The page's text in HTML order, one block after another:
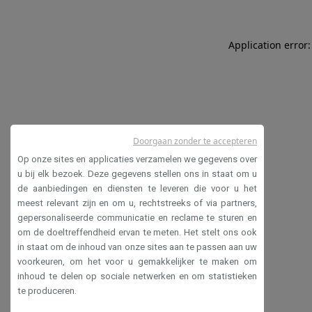
Application
Op onze sites en applicaties verzamelen we gegevens over
u bij elk bezoek. Deze gegevens stellen ons in staat om u
de aanbiedingen en diensten te leveren die voor u het
meest relevant zijn en om u, rechtstreeks of via partners,
gepersonaliseerde communicatie en reclame te sturen en
om de doeltreffendheid ervan te meten. Het stelt ons ook
in staat om de inhoud van onze sites aan te passen aan uw
voorkeuren, om het voor u gemakkelijker te maken om
inhoud te delen op sociale netwerken en om statistieken
te produceren.
Doorgaan zonder te accepteren